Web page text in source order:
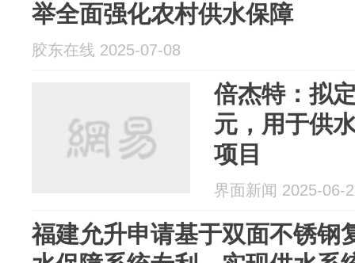
举全面强化农村供水保障
胶东在线 2025-07-08
倍杰特：拟
元，用于供
项目
界面新闻 2025-06-
福建允升申请基于双面不锈钢